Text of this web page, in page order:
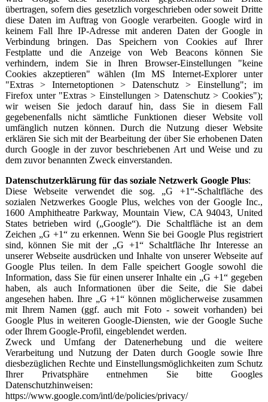
übertragen, sofern dies gesetzlich vorgeschrieben oder soweit Dritte
diese Daten im Auftrag von Google verarbeiten. Google wird in
keinem Fall Ihre IP-Adresse mit anderen Daten der Google in
Verbindung bringen. Das Speichern von Cookies auf Ihrer
Festplatte und die Anzeige von Web Beacons können Sie
verhindern, indem Sie in Ihren Browser-Einstellungen "keine
Cookies akzeptieren" wählen (Im MS Internet-Explorer unter
"Extras > Internetoptionen > Datenschutz > Einstellung"; im
Firefox unter "Extras > Einstellungen > Datenschutz > Cookies");
wir weisen Sie jedoch darauf hin, dass Sie in diesem Fall
gegebenenfalls nicht sämtliche Funktionen dieser Website voll
umfänglich nutzen können. Durch die Nutzung dieser Website
erklären Sie sich mit der Bearbeitung der über Sie erhobenen Daten
durch Google in der zuvor beschriebenen Art und Weise und zu
dem zuvor benannten Zweck einverstanden.
Datenschutzerklärung für das soziale Netzwerk Google Plus:
Diese Webseite verwendet die sog. „G +1“-Schaltfläche des
sozialen Netzwerkes Google Plus, welches von der Google Inc.,
1600 Amphitheatre Parkway, Mountain View, CA 94043, United
States betrieben wird („Google“). Die Schaltfläche ist an dem
Zeichen „G +1“ zu erkennen. Wenn Sie bei Google Plus registriert
sind, können Sie mit der „G +1“ Schaltfläche Ihr Interesse an
unserer Webseite ausdrücken und Inhalte von unserer Webseite auf
Google Plus teilen. In dem Falle speichert Google sowohl die
Information, dass Sie für einen unserer Inhalte ein „G +1“ gegeben
haben, als auch Informationen über die Seite, die Sie dabei
angesehen haben. Ihre „G +1“ können möglicherweise zusammen
mit Ihrem Namen (ggf. auch mit Foto - soweit vorhanden) bei
Google Plus in weiteren Google-Diensten, wie der Google Suche
oder Ihrem Google-Profil, eingeblendet werden.
Zweck und Umfang der Datenerhebung und die weitere
Verarbeitung und Nutzung der Daten durch Google sowie Ihre
diesbezüglichen Rechte und Einstellungsmöglichkeiten zum Schutz
Ihrer Privatsphäre entnehmen Sie bitte Googles
Datenschutzhinweisen:
https://www.google.com/intl/de/policies/privacy/